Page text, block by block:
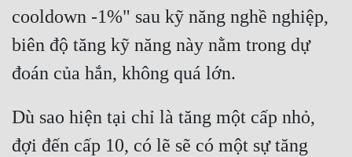
Mưu Mô
Mạt Thế
Mỹ Thực
Ngôn Tình
Ngược
cooldown -1%" sau kỹ năng nghề nghiệp,
biên độ tăng kỹ năng này nằm trong dự
Dù sao hiện tại chỉ là tăng một cấp nhỏ,
đợi đến cấp 10, có lẽ sẽ có một sự tăng